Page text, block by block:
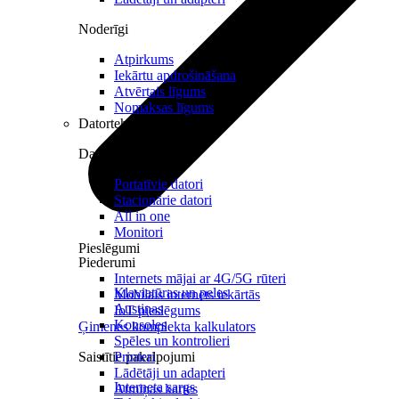
Pieslēgumi
Internets mājai ar 4G/5G rūteri
Mobilais internets iekārtās
IoT pieslēgums
Ģimenes komplekta kalkulators
Saistītie pakalpojumi
Interneta sargs
Noderīgi
Atpirkums
Iekārtu apdrošināšana
Atvērtais līgums
Nomaksas līgums
Datortehnika
Datori un Monitori
Portatīvie datori
Stacionārie datori
All in one
Monitori
Piederumi
Klaviatūras un peles
Austiņas
Konsoles
Spēles un kontrolieri
Printeri
Lādētāji un adapteri
Atmiņas kartes